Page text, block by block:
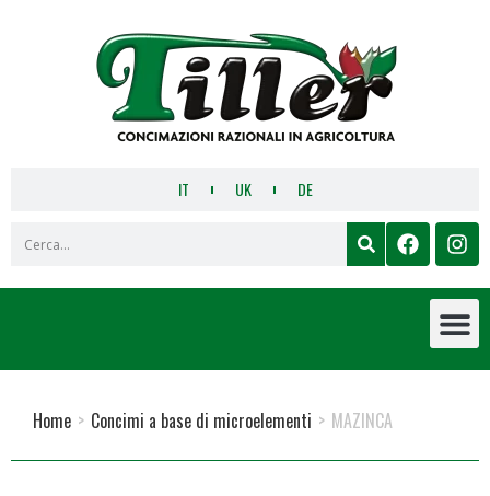
IT UK DE
Home > Concimi a base di microelementi > MAZINCA